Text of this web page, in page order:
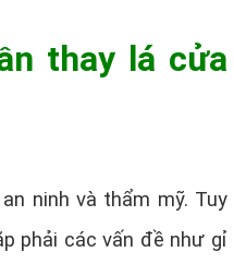
thay lá cửa
ninh và thẩm mỹ. Tuy
phải các vấn đề như gỉ